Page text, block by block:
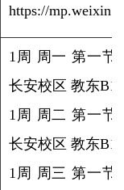
https://
1周 周一 第一节
长安校区 教东B1-
1周 周二 第一节
长安校区 教东B1-
1周 周三 第一节